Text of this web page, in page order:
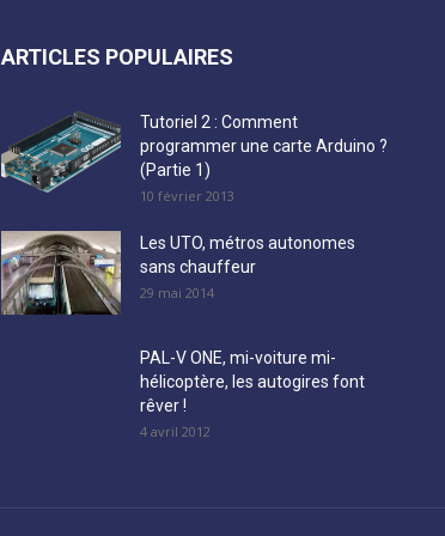
ARTICLES POPULAIRES
Tutoriel 2 : Comment
programmer une carte Arduino ?
(Partie 1)
10 février 2013
Les UTO, métros autonomes
sans chauffeur
29 mai 2014
PAL-V ONE, mi-voiture mi-
hélicoptère, les autogires font
rêver !
4 avril 2012